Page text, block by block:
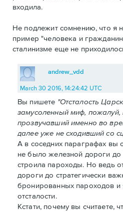
входила.
Не подлежит сомнению, что я
пример "человека и
сталинизме еще не
andrew_vdd
March 30 2016, 14:24:42 UTC
Вы пишете "Отсталость
замусоленный миф, пожалуй,
прозвучавший именно во
далее уже не сходивший со
А в соседних параграфах вы
не было железной дороги
строила пароходы. Но ведь
дороги до стратегически
бронированных пароходов и
отсталости.
Кстати, почему вы считаете,